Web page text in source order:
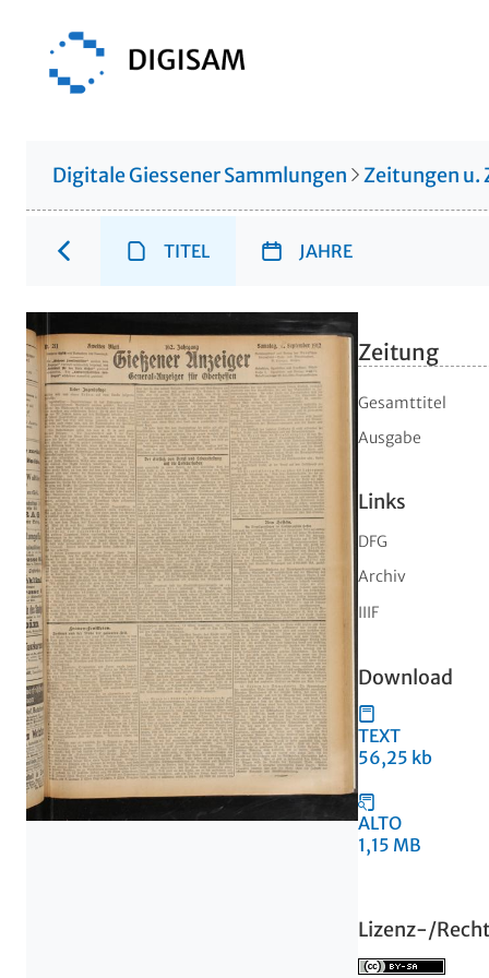
Digitale Giessener Sammlungen Zeitungen
TITEL JAHRE
Zeitung
Gesamttitel
Ausgabe
Links
DFG
Archiv
IIIF
Download
TEXT
56,25 kb
ALTO
1,15 MB
Lizenz-/